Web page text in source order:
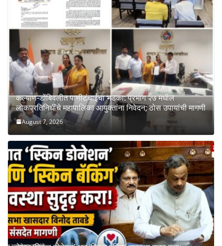
कल्याण-डोंबिवलीत पाणीटंचाईचा भडका: प्रभाग २७ मधील
लोकप्रतिनिधींचे महापालिका आयुक्तांना निवेदन; ठोस उपायांची मागणी
August 7, 2026